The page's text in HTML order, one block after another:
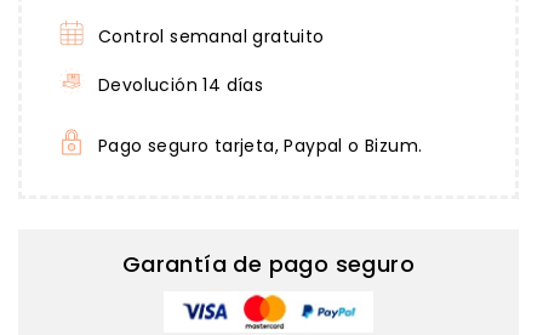
Control semanal gratuito
Devolución 14 días
Pago seguro tarjeta, Paypal o Bizum.
Garantía de pago seguro